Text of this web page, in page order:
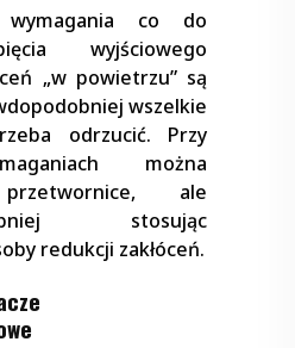
co do
wyjściowego
„w powietrzu” są
wszelkie
odrzucić. Przy
można
ale
stosując
redukcji zakłóceń.